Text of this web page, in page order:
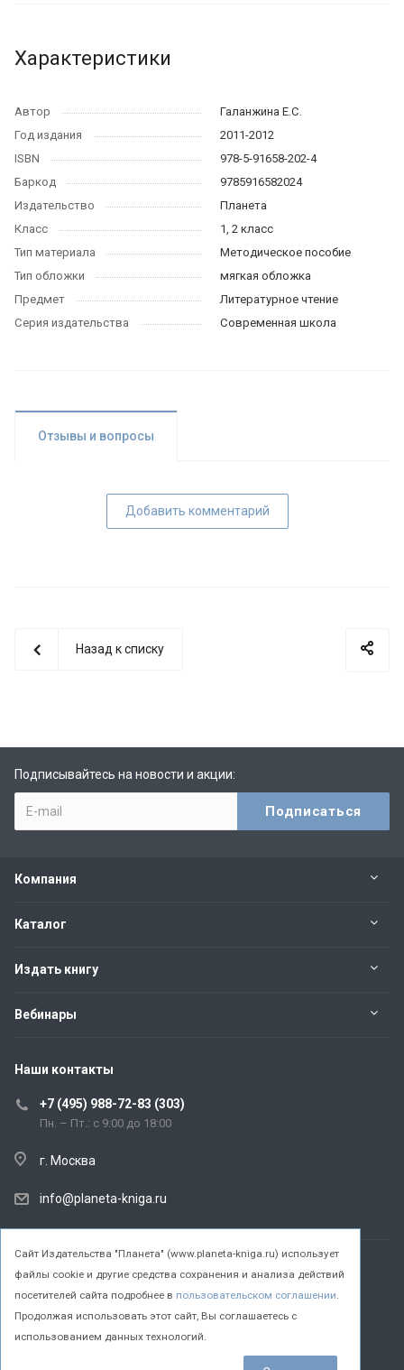
Характеристики
Автор
Галанжина Е.С.
Год издания
2011-2012
ISBN
978-5-91658-202-4
Баркод
9785916582024
Издательство
Планета
Класс
1, 2 класс
Тип материала
Методическое пособие
Тип обложки
мягкая обложка
Предмет
Литературное чтение
Серия издательства
Современная школа
Отзывы и вопросы
Добавить комментарий
Назад к списку
Подписывайтесь на новости и акции:
Компания
Каталог
Издать книгу
Вебинары
Наши контакты
+7 (495) 988-72-83 (303)
Пн. – Пт.: с 9:00 до 18:00
г. Москва
info@planeta-kniga.ru
© 2026 Все права защищены.
Cайт Издательства "Планета" (www.planeta-kniga.ru) использует
файлы cookie и другие средства сохранения и анализа действий
посетителей сайта подробнее в пользовательском соглашении.
Продолжая использовать этот сайт, Вы соглашаетесь с
использованием данных технологий.